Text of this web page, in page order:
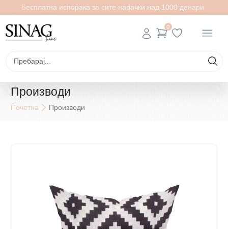
Бесплатна испорака за сите нарачки над 1000 денари
0
Производи
Почетна Производи